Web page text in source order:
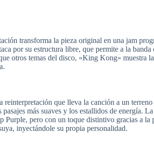
transforma la pieza original en una jam
por su estructura libre, que permite a la banda
otros temas del disco, «King Kong» muestra
que lleva la canción a un terreno
más suaves y los estallidos de energía.
pero con un toque distintivo gracias a la
inyectándole su propia personalidad.